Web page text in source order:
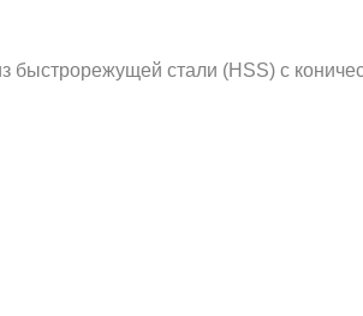
быстрорежущей стали (HSS) с